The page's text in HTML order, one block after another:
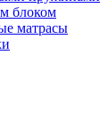
блоком
матрасы